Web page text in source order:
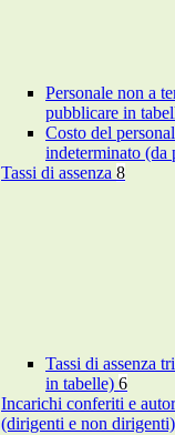
Personale non a
pubblicare in
Costo del
indeterminato (da
Tassi di assenza 8
Tassi di assenza
in tabelle) 6
Incarichi conferiti e
(dirigenti e non dirigenti)